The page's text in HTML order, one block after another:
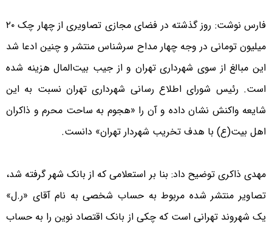
فارس نوشت: روز گذشته در فضای مجازی تصاویری از چهار چک ۲۰
میلیون تومانی در وجه چهار مداح سرشناس منتشر و چنین ادعا شد
این مبالغ از سوی شهرداری تهران و از جیب بیت‌المال هزینه شده
است. رئیس شورای اطلاع رسانی شهرداری تهران نسبت به این
شایعه واکنش نشان داده و آن را «هجوم به ساحت محرم و ذاکران
اهل بیت(ع) با هدف تخریب شهردار تهران» دانست.
مهدی ذاکری توضیح داد: بنا بر استعلامی که از بانک شهر گرفته شد،
تصاویر منتشر شده مربوط به حساب شخصی به نام آقای «ر.ل»
یک شهروند تهرانی است که چکی از بانک اقتصاد نوین را به حساب